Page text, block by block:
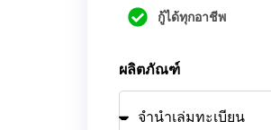
กู้ได้ทุกอาชีพ
ผลิตภัณฑ์